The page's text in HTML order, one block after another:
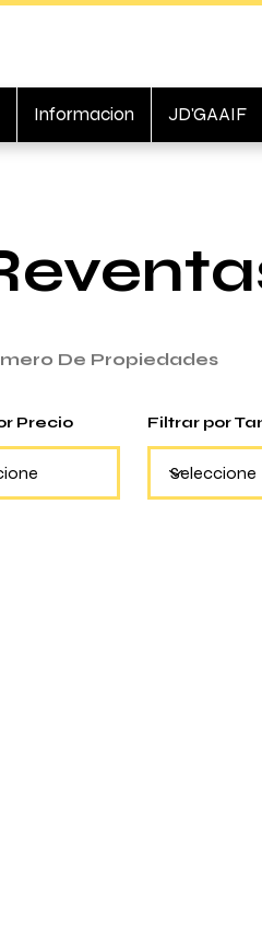
Informacion JD'GAAIF
De Propiedades
Precio Filtrar por